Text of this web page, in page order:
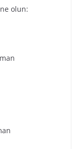
olun: